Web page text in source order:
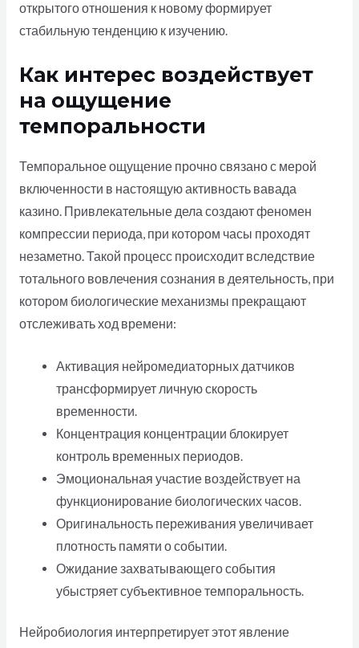
открытого отношения к новому формирует
стабильную тенденцию к изучению.
Как интерес воздействует
на ощущение
темпоральности
Темпоральное ощущение прочно связано с мерой
включенности в настоящую активность вавада
казино. Привлекательные дела создают феномен
компрессии периода, при котором часы проходят
незаметно. Такой процесс происходит вследствие
тотального вовлечения сознания в деятельность, при
котором биологические механизмы прекращают
отслеживать ход времени:
Активация нейромедиаторных датчиков
трансформирует личную скорость
временности.
Концентрация концентрации блокирует
контроль временных периодов.
Эмоциональная участие воздействует на
функционирование биологических часов.
Оригинальность переживания увеличивает
плотность памяти о событии.
Ожидание захватывающего события
убыстряет субъективное темпоральность.
Нейробиология интерпретирует этот явление